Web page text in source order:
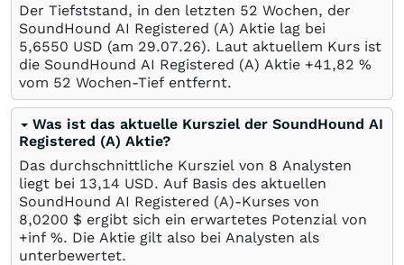
Der Tiefststand, in den letzten 52 Wochen, der
SoundHound AI Registered (A) Aktie lag bei
5,6550 USD (am 29.07.26). Laut aktuellem Kurs ist
die SoundHound AI Registered (A) Aktie +41,82 %
vom 52 Wochen-Tief entfernt.
Was ist das aktuelle Kursziel der SoundHound AI
Registered (A) Aktie?
Das durchschnittliche Kursziel von 8 Analysten
liegt bei 13,14 USD. Auf Basis des aktuellen
SoundHound AI Registered (A)-Kurses von
8,0200 $ ergibt sich ein erwartetes Potenzial von
+inf %. Die Aktie gilt also bei Analysten als
unterbewertet.